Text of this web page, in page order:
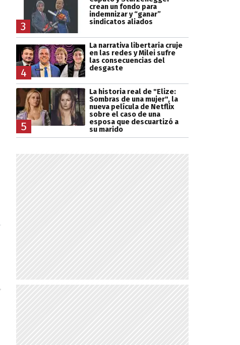
3
crean un fondo para
indemnizar y “ganar”
sindicatos aliados
4
La narrativa libertaria cruje
en las redes y Milei sufre
las consecuencias del
desgaste
5
La historia real de "Elize:
Sombras de una mujer", la
nueva película de Netflix
sobre el caso de una
esposa que descuartizó a
su marido